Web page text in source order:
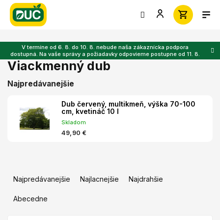
Prejsť
obsah
V termíne od 6. 8. do 10. 8. nebude naša zákaznícka podpora
dostupná. Na vaše správy a požiadavky odpovieme postupne od 11. 8.
Viackmenný dub
Najpredávanejšie
Dub červený, multikmeň, výška 70-100
cm, kvetináč 10 l
Skladom
49,90 €
e
Najpredávanejšie Najlacnejšie Najdrahšie
Abecedne